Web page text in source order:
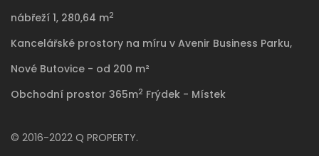
nábřeží 1, 280,64 m2
Kancelářské prostory na míru v Avenir Business Parku,
Nové Butovice - od 200 m²
Obchodní prostor 365m2 Frýdek - Místek
© 2016-2022 Q PROPERTY.